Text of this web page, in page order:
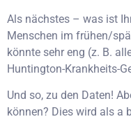
Als nächstes – was ist
Menschen im frühen/
könnte sehr eng (z. B.
Huntington-Krankheits-
Und so, zu den Daten!
können? Dies wird als a